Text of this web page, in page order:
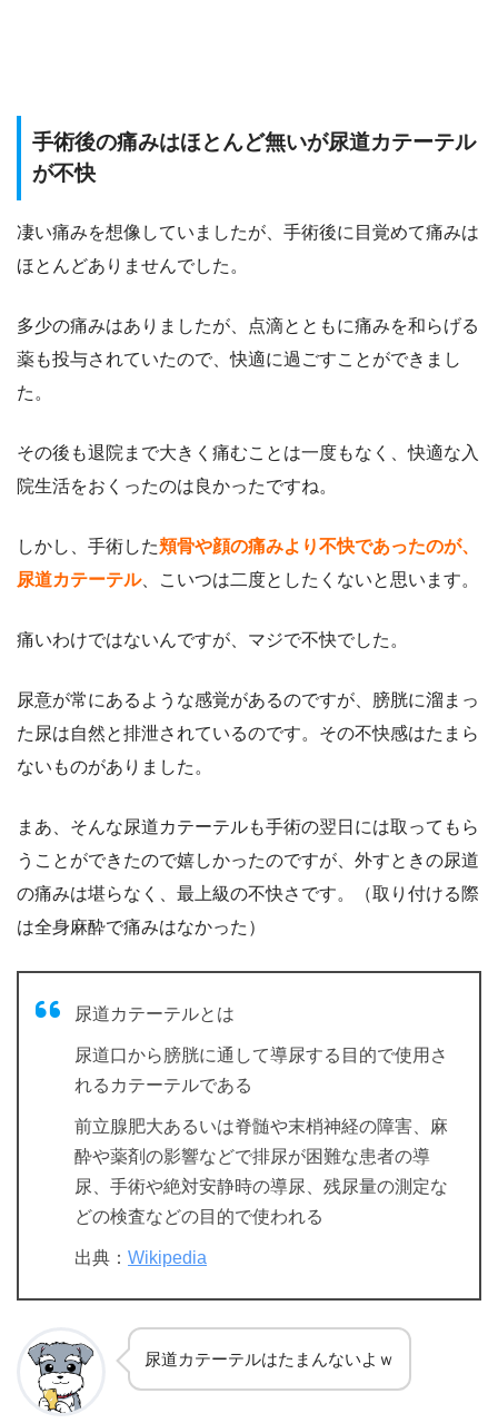
手術後の痛みはほとんど無いが尿道カテーテル
が不快
凄い痛みを想像していましたが、手術後に目覚めて痛みは
ほとんどありませんでした。
多少の痛みはありましたが、点滴とともに痛みを和らげる
薬も投与されていたので、快適に過ごすことができまし
た。
その後も退院まで大きく痛むことは一度もなく、快適な入
院生活をおくったのは良かったですね。
しかし、手術した頬骨や顔の痛みより不快であったのが、
尿道カテーテル、こいつは二度としたくないと思います。
痛いわけではないんですが、マジで不快でした。
尿意が常にあるような感覚があるのですが、膀胱に溜まっ
た尿は自然と排泄されているのです。その不快感はたまら
ないものがありました。
まあ、そんな尿道カテーテルも手術の翌日には取ってもら
うことができたので嬉しかったのですが、外すときの尿道
の痛みは堪らなく、最上級の不快さです。（取り付ける際
は全身麻酔で痛みはなかった）
尿道カテーテルとは
尿道口から膀胱に通して導尿する目的で使用さ
れるカテーテルである
前立腺肥大あるいは脊髄や末梢神経の障害、麻
酔や薬剤の影響などで排尿が困難な患者の導
尿、手術や絶対安静時の導尿、残尿量の測定な
どの検査などの目的で使われる
出典： Wikipedia
尿道カテーテルはたまんないよｗ